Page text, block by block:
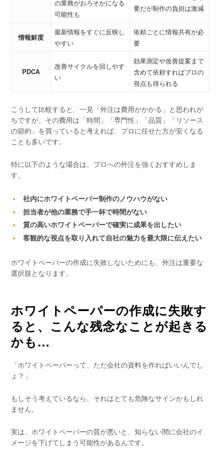
の業務がおろそかになる
可能性も
要だが制作の負担は激減
情報鮮度
最新情報をすぐに反映し
やすい
依頼ごとに情報共有が必
要
PDCA
改善サイクルを回しやす
い
効果測定や改善提案まで
含めて依頼すればプロの
視点も得られる
こうして比較すると、一見「外注は費用がかかる」と思われが
ちですが、その費用は「時間」「専門性」「品質」「リソース
の節約」を買っていると考えれば、プロに任せた方が安くなる
ことも多いです。
特に以下のような場合は、プロへの外注を強くおすすめしま
す。
社内にホワイトペーパー制作のノウハウがない
担当者が他の業務で手一杯で時間がない
質の高いホワイトペーパーで確実に成果を出したい
客観的な視点を取り入れて自社の魅力を最大限に伝えたい
ホワイトペーパーの作成に失敗しないためにも、外注は重要な
選択肢となります。
ホワイトペーパーの作成に失敗す
ると、こんな残念なことが起きる
かも…
「ホワイトペーパーって、ただ会社の資料を作ればいいんでし
ょ？」
もしそう考えているなら、それはとても危険なサインかもしれ
ません。
実は、ホワイトペーパーの質が悪いと、知らない間に会社のイ
メージを下げてしまう可能性があるんです。